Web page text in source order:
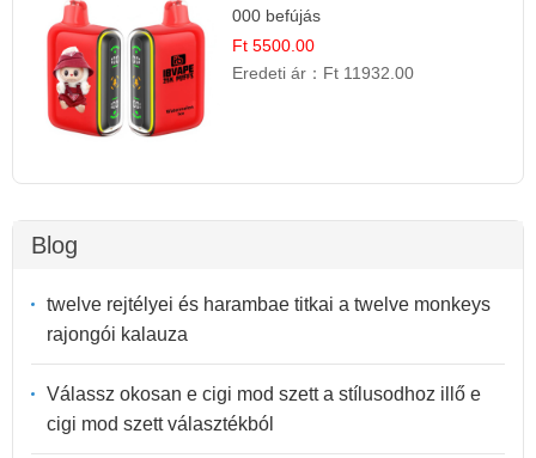
000 befújás
Ft 5500.00
Eredeti ár： Ft 11932.00
Blog
twelve rejtélyei és harambae titkai a twelve monkeys
rajongói kalauza
Válassz okosan e cigi mod szett a stílusodhoz illő e
cigi mod szett választékból